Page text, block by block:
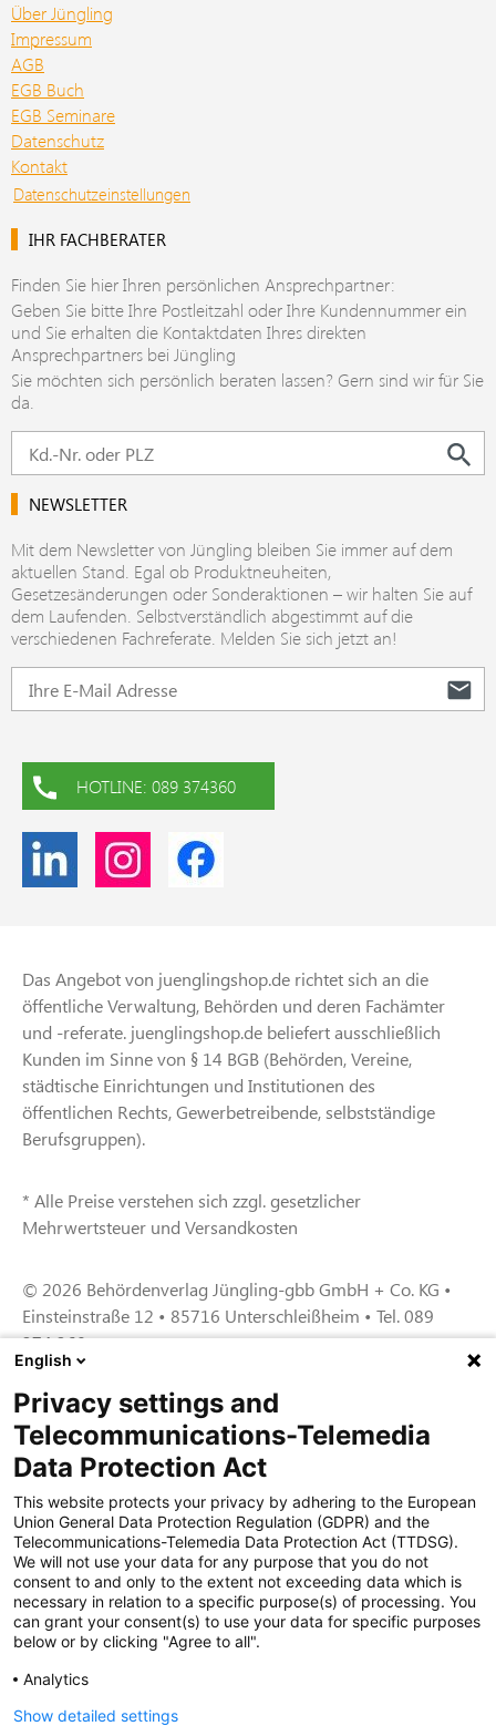
Über Jüngling
Impressum
AGB
EGB Buch
EGB Seminare
Datenschutz
Kontakt
Datenschutzeinstellungen
IHR FACHBERATER
Finden Sie hier Ihren persönlichen Ansprechpartner:
Geben Sie bitte Ihre Postleitzahl oder Ihre Kundennummer ein
und Sie erhalten die Kontaktdaten Ihres direkten
Ansprechpartners bei Jüngling
Sie möchten sich persönlich beraten lassen? Gern sind wir für Sie
da.
NEWSLETTER
Mit dem Newsletter von Jüngling bleiben Sie immer auf dem
aktuellen Stand. Egal ob Produktneuheiten,
Gesetzesänderungen oder Sonderaktionen – wir halten Sie auf
dem Laufenden. Selbstverständlich abgestimmt auf die
verschiedenen Fachreferate. Melden Sie sich jetzt an!
HOTLINE: 089 374360
Das Angebot von juenglingshop.de richtet sich an die
öffentliche Verwaltung, Behörden und deren Fachämter
und -referate. juenglingshop.de beliefert ausschließlich
Kunden im Sinne von § 14 BGB (Behörden, Vereine,
städtische Einrichtungen und Institutionen des
öffentlichen Rechts, Gewerbetreibende, selbstständige
Berufsgruppen).
* Alle Preise verstehen sich zzgl. gesetzlicher
Mehrwertsteuer und Versandkosten
© 2026 Behördenverlag Jüngling-gbb GmbH + Co. KG •
Einsteinstraße 12 • 85716 Unterschleißheim • Tel. 089
374 360
Zertifiziert für das Sicherheitsmanagem
entsystem unter TU4® durch TÜViT Essen
Zertifiziert für das QM-System nach DIN EN
ISO 9001: 2015, Reg.-Nr. 44 100 091350
durch TÜV NORD CERT
Zertifiziert für Sicherheits- und
English
Privacy settings and
Telecommunications-Telemedia
Data Protection Act
This website protects your privacy by adhering to the European
Union General Data Protection Regulation (GDPR) and the
Telecommunications-Telemedia Data Protection Act (TTDSG).
We will not use your data for any purpose that you do not
consent to and only to the extent not exceeding data which is
necessary in relation to a specific purpose(s) of processing. You
can grant your consent(s) to use your data for specific purposes
below or by clicking "Agree to all".
Analytics
Show detailed settings